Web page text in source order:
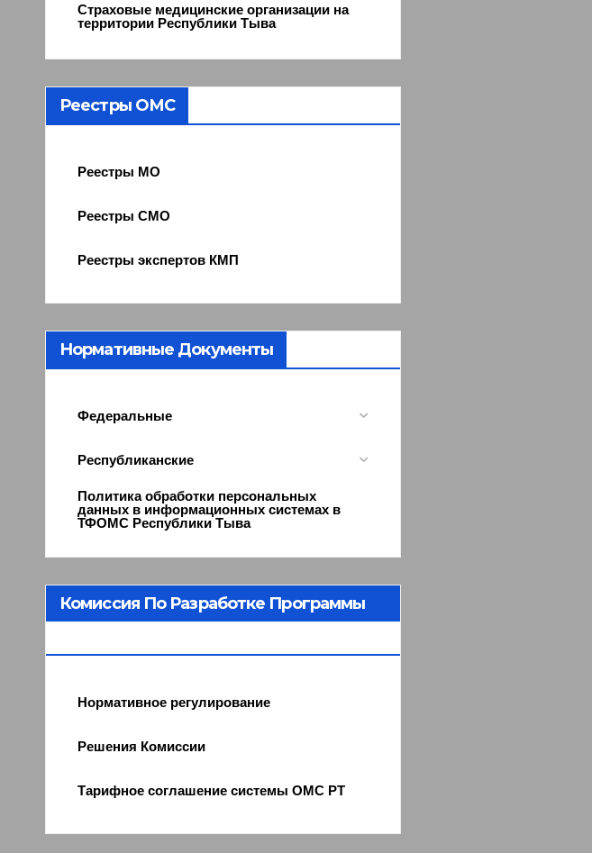
Страховые медицинские организации на
территории Республики Тыва
Реестры ОМС
Реестры МО
Реестры СМО
Реестры экспертов КМП
Нормативные Документы
Федеральные
Республиканские
Политика обработки персональных
данных в информационных системах в
ТФОМС Республики Тыва
Комиссия По Разработке Программы
Нормативное регулирование
Решения Комиссии
Тарифное соглашение системы ОМС РТ